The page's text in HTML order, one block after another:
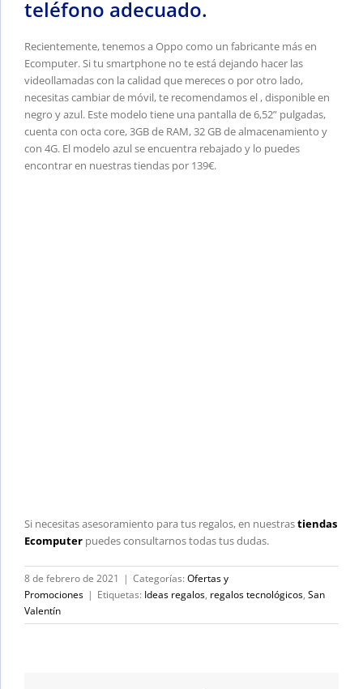
teléfono adecuado.
Recientemente, tenemos a Oppo como un fabricante más en
Ecomputer. Si tu smartphone no te está dejando hacer las
videollamadas con la calidad que mereces o por otro lado,
necesitas cambiar de móvil, te recomendamos el , disponible en
negro y azul. Este modelo tiene una pantalla de 6,52” pulgadas,
cuenta con octa core, 3GB de RAM, 32 GB de almacenamiento y
con 4G. El modelo azul se encuentra rebajado y lo puedes
encontrar en nuestras tiendas por 139€.
Si necesitas asesoramiento para tus regalos, en nuestrastiendas
Ecomputer puedes consultarnos todas tus dudas.
8 de febrero de 2021 | Categorías: Ofertas y
Promociones | Etiquetas: Ideas regalos, regalos tecnológicos, San
Valentín